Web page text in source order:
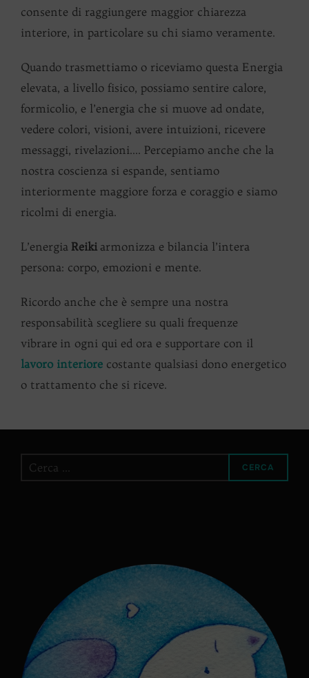
consente di raggiungere maggior chiarezza
interiore, in particolare su chi siamo veramente.
Quando trasmettiamo o riceviamo questa Energia
elevata, a livello fisico, possiamo sentire calore,
formicolio, e l’energia che si muove ad ondate,
vedere colori, visioni, avere intuizioni, ricevere
messaggi, rivelazioni…. Percepiamo anche che la
nostra coscienza si espande, sentiamo
interiormente maggiore forza e coraggio e siamo
ricolmi di energia.
L’energia Reiki armonizza e bilancia l’intera
persona: corpo, emozioni e mente.
Ricordo anche che è sempre una nostra
responsabilità scegliere su quali frequenze
vibrare in ogni qui ed ora e supportare con il
lavoro interiore costante qualsiasi dono energetico
o trattamento che si riceve.
per:
CERCA